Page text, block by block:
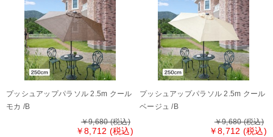
プッシュアップパラソル 2.5m クール
モカ /B
￥9,680(税込)
￥8,712 (税込)
プッシュアップパラソル 2.5m クール
ベージュ /B
￥9,680(税込)
￥8,712 (税込)